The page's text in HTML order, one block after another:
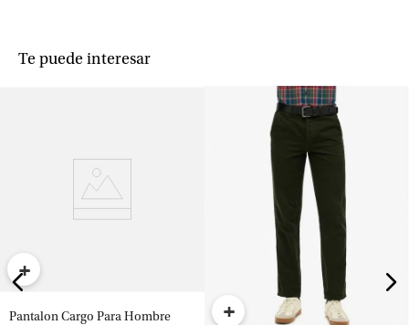
Te puede interesar
+
Pantalon Cargo Para Hombre
+